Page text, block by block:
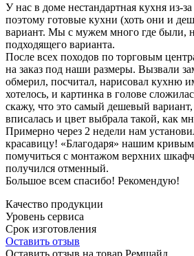
У нас в доме нестандартная кухня из-
поэтому готовые кухни (хоть они и
вариант. Мы с мужем много где были,
подходящего варианта.
После всех походов по торговым
на заказ под наши размеры. Вызвали
обмерил, посчитал, нарисовал кухню
хотелось, и картинка в голове
скажу, что это самый дешевый
вписалась и цвет выбрала такой, как
Примерно через 2 недели нам
красавицу! «Благодаря» нашим
помучиться с монтажом верхних
получился отменный.
Большое всем спасибо! Рекомендую!
Качество продукции
Уровень сервиса
Срок изготовления
Оставить отзыв
Оставить отзыв на товар Ремшайд